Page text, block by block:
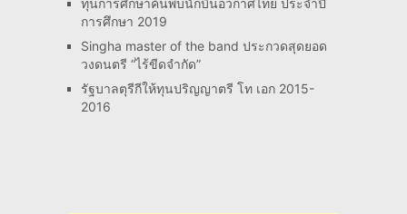
การศึกษา 2019
Singha master of the band ประกวดสุดยอด
วงดนตรี “ไร้ขีดจำกัด”
รัฐบาลตุรีกีให้ทุนปริญญาตรี โท เอก 2015-
2016